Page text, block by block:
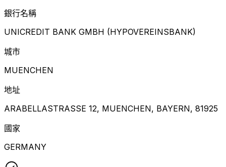
銀行名稱
UNICREDIT BANK GMBH (HYPOVEREINSBANK)
城市
MUENCHEN
地址
ARABELLASTRASSE 12, MUENCHEN, BAYERN, 81925
國家
GERMANY